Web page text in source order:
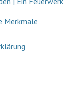
Merkmale